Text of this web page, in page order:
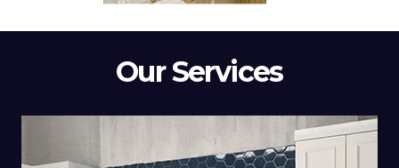
Our Services